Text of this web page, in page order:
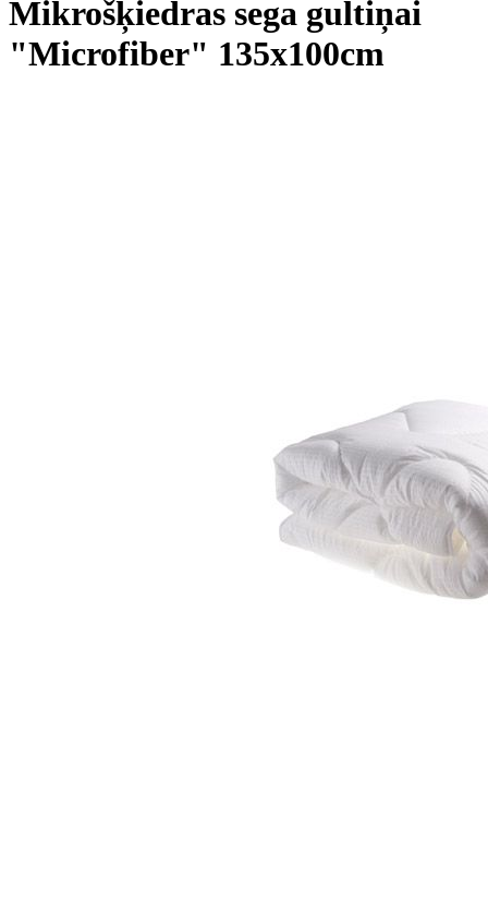
Mikrošķiedras sega gultiņai
"Microfiber" 135x100cm